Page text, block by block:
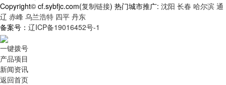
Copyright© cf.sybfjc.com(复制链接) 热门城市推广: 沈阳 长春 哈尔滨 通
辽 赤峰 乌兰浩特 四平 丹东
备案号： 辽ICP备19016452号-1
一键拨号
产品项目
新闻资讯
返回首页